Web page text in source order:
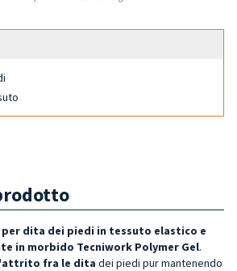
dita dei piedi in tessuto elastico e
in morbido Tecniwork Polymer Gel.
fra le dita dei piedi pur mantenendo